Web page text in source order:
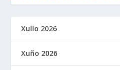
Xullo 2026
Xuño 2026